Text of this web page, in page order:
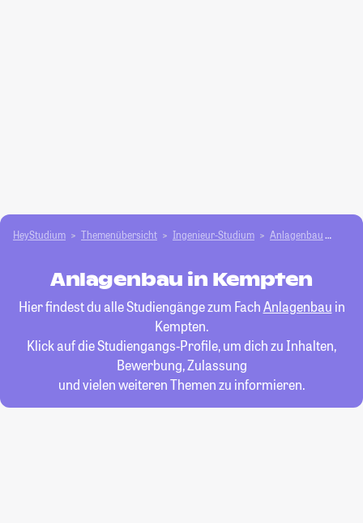
HeyStudium Themenübersicht Ingenieur-Studium Anlagenbau
Anlagenbau in Kempten
Hier findest du alle Studiengänge zum FachAnlagenbau in
Kempten.
Klick auf die Studiengangs-Profile, um dich zu Inhalten,
Bewerbung, Zulassung
und vielen weiteren Themen zu informieren.